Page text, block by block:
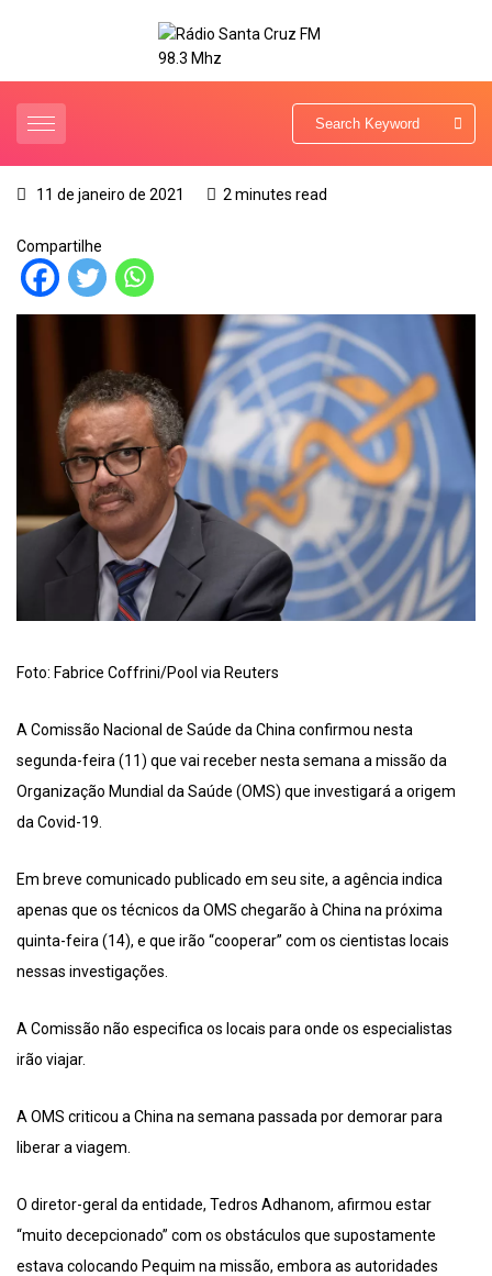
11 de janeiro de 2021 2 minutes read
Compartilhe
Foto: Fabrice Coffrini/Pool via Reuters
A Comissão Nacional de Saúde da China confirmou nesta
segunda-feira (11) que vai receber nesta semana a missão da
Organização Mundial da Saúde (OMS) que investigará a origem
da Covid-19.
Em breve comunicado publicado em seu site, a agência indica
apenas que os técnicos da OMS chegarão à China na próxima
quinta-feira (14), e que irão “cooperar” com os cientistas locais
nessas investigações.
A Comissão não especifica os locais para onde os especialistas
irão viajar.
A OMS criticou a China na semana passada por demorar para
liberar a viagem.
O diretor-geral da entidade, Tedros Adhanom, afirmou estar
“muito decepcionado” com os obstáculos que supostamente
estava colocando Pequim na missão, embora as autoridades